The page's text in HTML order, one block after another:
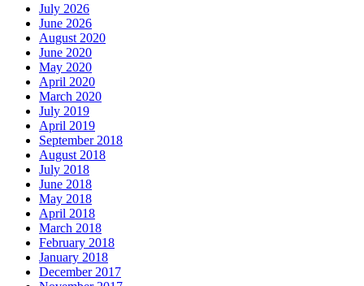
July 2026
June 2026
August 2020
June 2020
May 2020
April 2020
March 2020
July 2019
April 2019
September 2018
August 2018
July 2018
June 2018
May 2018
April 2018
March 2018
February 2018
January 2018
December 2017